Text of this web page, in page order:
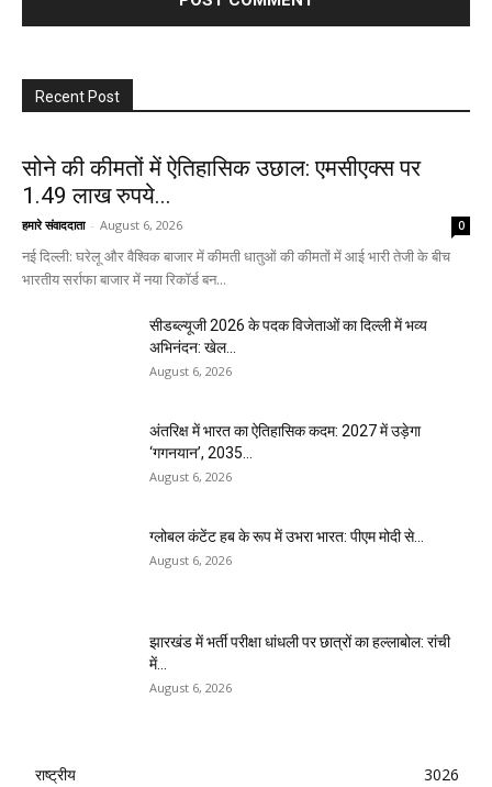
Recent Post
सोने की कीमतों में ऐतिहासिक उछाल: एमसीएक्स पर
1.49 लाख रुपये...
हमारे संवाददाता - August 6, 2026 0
नई दिल्ली: घरेलू और वैश्विक बाजार में कीमती धातुओं की कीमतों में आई भारी तेजी के बीच
भारतीय सर्राफा बाजार में नया रिकॉर्ड बन...
सीडब्ल्यूजी 2026 के पदक विजेताओं का दिल्ली में भव्य
अभिनंदन: खेल...
August 6, 2026
अंतरिक्ष में भारत का ऐतिहासिक कदम: 2027 में उड़ेगा
‘गगनयान’, 2035...
August 6, 2026
ग्लोबल कंटेंट हब के रूप में उभरा भारत: पीएम मोदी से...
August 6, 2026
झारखंड में भर्ती परीक्षा धांधली पर छात्रों का हल्लाबोल: रांची
में...
August 6, 2026
राष्ट्रीय
3026